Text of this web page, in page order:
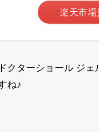
楽天市場
クターショール ジ
ね♪